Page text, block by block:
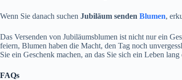
Wenn Sie danach suchen Jubiläum senden Blumen,
Das Versenden von Jubiläumsblumen ist nicht nur ein
feiern, Blumen haben die Macht, den Tag noch
Sie ein Geschenk machen, an das Sie sich ein Leben
FAQs